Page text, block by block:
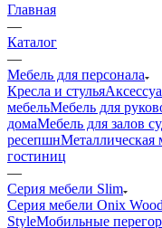
Главная
—
Каталог
—
Мебель для персонала
Кресла и стулья
мебельМебель для
домаМебель для залов
ресепшнМеталлическая
гостиниц
—
Серия мебели Slim
Серия мебели Onix Wood
StyleМобильные